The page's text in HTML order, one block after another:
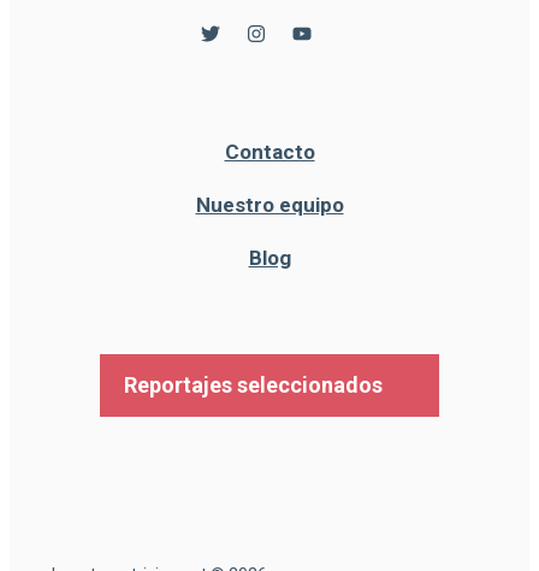
Contacto
Nuestro equipo
Blog
Reportajes seleccionados